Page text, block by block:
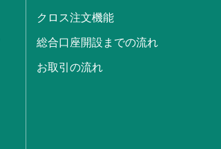
クロス注文機能
総合口座開設までの流れ
お取引の流れ